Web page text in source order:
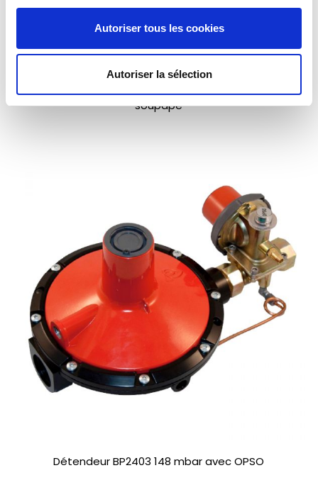
Autoriser tous les cookies
Autoriser la sélection
Détendeur BP2403 100 mbar avec OPSO, UPSO et
soupape
Détendeur BP2403 148 mbar avec OPSO